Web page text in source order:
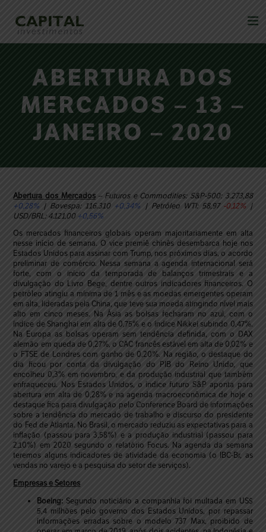
ABERTURA DOS
MERCADOS – 13 –
JANEIRO – 2020
Abertura dos Mercados– Futuros e Commodities: S&P-500: 3.273,88
+0,28% | Bovespa: 116.310 +0,34% | Petróleo WTI: 58,97 -0,12%|
USD/BRL: 4.121,00 +0,56%
Os mercados financeiros globais operam majoritariamente em alta
nesse início de semana. O vice premiê chinês desembarca hoje nos
Estados Unidos para assinar com Trump, nos próximos dias, o acordo
preliminar de comércio. Nessa semana a agenda internacional será
forte, com o início da temporada de balanços trimestrais e a
divulgação do Livro Bege, dentre outros indicadores financeiros. O
petróleo atingiu a mínima de 1 mês e as moedas emergentes operam
em alta, lideradas pela China, que teve sua moeda atingindo nível mais
alto em cinco meses. Na Ásia as bolsas fecharam no azul, com o
índice de Shanghai em alta de 0,75% e o índice Nikkei subindo 0,47%.
Na Europa as bolsas operam sem tendência definida, com o DAX
alemão em queda de 0,27%, o CAC francês estável em alta de 0,02% e
o FTSE de Londres com ganho de 0,20%. Na região, o destaque do
dia ficou por conta da divulgação do PIB do Reino Unido, que
encolheu 0,3% em novembro, e da produção industrial que também
enfraqueceu. Nos Estados Unidos, o índice futuro S&P aponta para
abertura em alta de 0,28% e na agenda macroeconômica de hoje o
destaque fica para divulgação pelo Conference Board de informações
sobre a tendência do mercado de trabalho e discurso do presidente
do Fed de Atlanta. No Brasil, o mercado reduziu as expectativas para a
inflação (passou para 3,58%) e a produção industrial (passou para
2,10%) em 2020 segundo o relatório Focus. Na agenda da semana
teremos alguns indicadores de atividade da economia (o IBC-Br, as
vendas no varejo e a pesquisa do setor de serviços).
Empresas e Setores
Boeing:Segundo noticiário a companhia foi multada em US$
5,4 milhões pelo governo dos Estados Unidos, por repassar
informações erradas sobre o modelo 737 Max, proibido de